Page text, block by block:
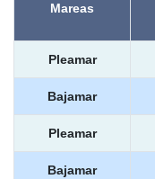
Mareas
Pleamar
Bajamar
Pleamar
Bajamar